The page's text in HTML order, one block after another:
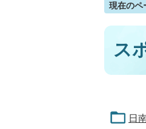
現在のペ
ス
日